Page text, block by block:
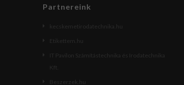
Partnereink
kecskemetirodatechnika.hu
Etikettem.hu
IT Pavilon Számítástechnika és Irodatechnika
Kft.
Beszerzek.hu